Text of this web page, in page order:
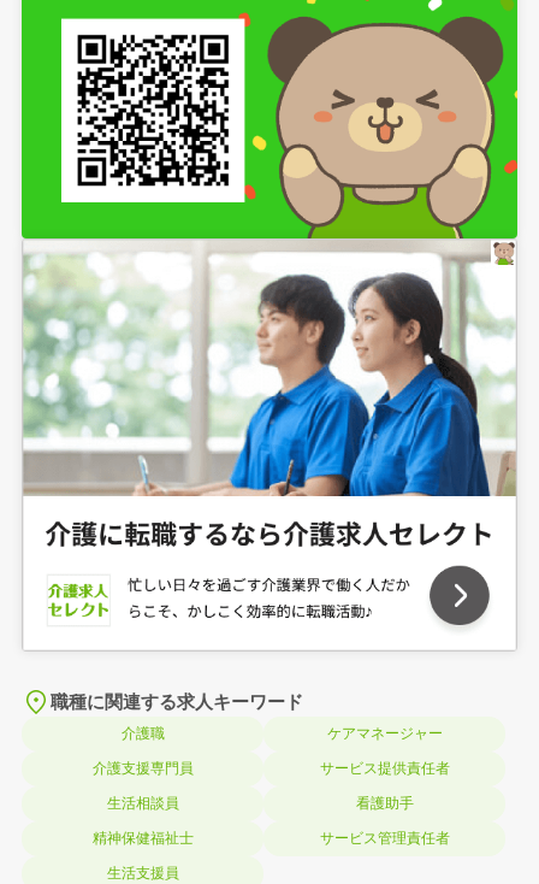
職種に関連する求人キーワード
介護職 ケアマネージャー
介護支援専門員 サービス提供責任者
生活相談員 看護助手
精神保健福祉士 サービス管理責任者
生活支援員